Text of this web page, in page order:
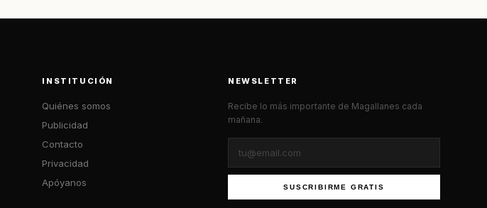
INSTITUCIÓN
Quiénes somos
Publicidad
Contacto
Privacidad
Apóyanos
NEWSLETTER
Recibe lo más importante de Magallanes cada
mañana.
SUSCRIBIRME GRATIS